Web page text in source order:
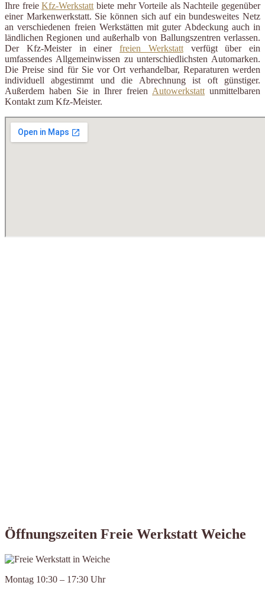
Ihre freieKfz-Werkstattbiete mehr Vorteile als Nachteile gegenüber
einer Markenwerkstatt. Sie können sich auf ein bundesweites Netz
an verschiedenen freien Werkstätten mit guter Abdeckung auch in
ländlichen Regionen und außerhalb von Ballungszentren verlassen.
Der Kfz-Meister in einer freien Werkstattverfügt über ein
umfassendes Allgemeinwissen zu unterschiedlichsten Automarken.
Die Preise sind für Sie vor Ort verhandelbar, Reparaturen werden
individuell abgestimmt und die Abrechnung ist oft günstiger.
Außerdem haben Sie in Ihrer freienAutowerkstattunmittelbaren
Kontakt zum Kfz-Meister.
Öffnungszeiten Freie Werkstatt Weiche
Montag 10:30 – 17:30 Uhr